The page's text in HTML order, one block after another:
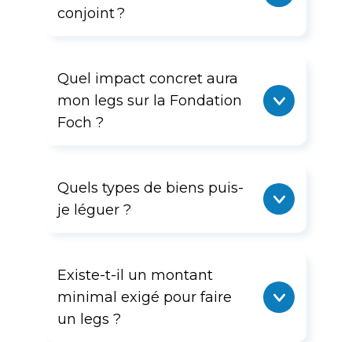
conjoint ?
Quel impact concret aura
mon legs sur la Fondation
Foch ?
Quels types de biens puis-
je léguer ?
Existe-t-il un montant
minimal exigé pour faire
un legs ?